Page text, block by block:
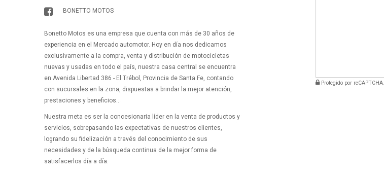
BONETTO MOTOS
Bonetto Motos es una empresa que cuenta con más de 30 años de
experiencia en el Mercado automotor. Hoy en día nos dedicamos
exclusivamente a la compra, venta y distribución de motocicletas
nuevas y usadas en todo el país, nuestra casa central se encuentra
en Avenida Libertad 386 - El Trébol, Provincia de Santa Fe, contando
con sucursales en la zona, dispuestas a brindar la mejor atención,
prestaciones y beneficios..
Nuestra meta es ser la concesionaria líder en la venta de productos y
servicios, sobrepasando las expectativas de nuestros clientes,
logrando su fidelización a través del conocimiento de sus
necesidades y de la búsqueda continua de la mejor forma de
satisfacerlos día a día.
Protegido por reCAPTCHA.